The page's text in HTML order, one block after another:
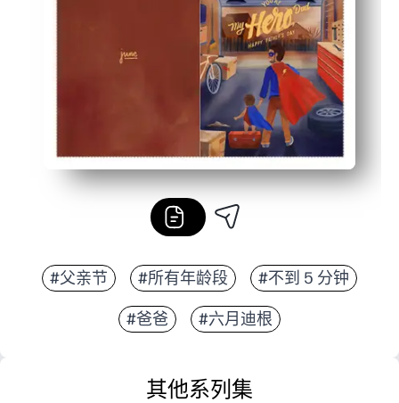
#父亲节 #所有年龄段 #不到 5 分钟
#爸爸 #六月迪根
其他系列集